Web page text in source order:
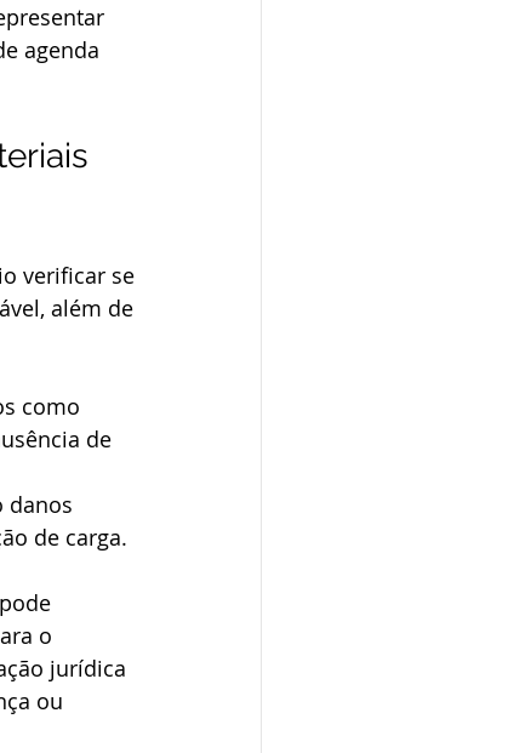
agenda
verificar se
além de
como
de
danos
de carga.
o
jurídica
ou